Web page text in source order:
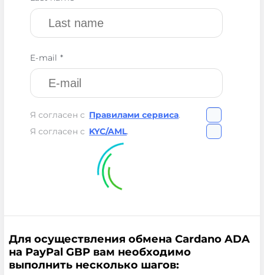
E-mail *
Я согласен с Правилами сервиса.
Я согласен с KYC/AML.
Для осуществления обмена Cardano ADA
на PayPal GBP вам необходимо
выполнить несколько шагов: